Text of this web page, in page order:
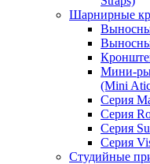
Шарнирные
Мини-
(Mini
Серия
Серия
Серия
Серия
Студийные